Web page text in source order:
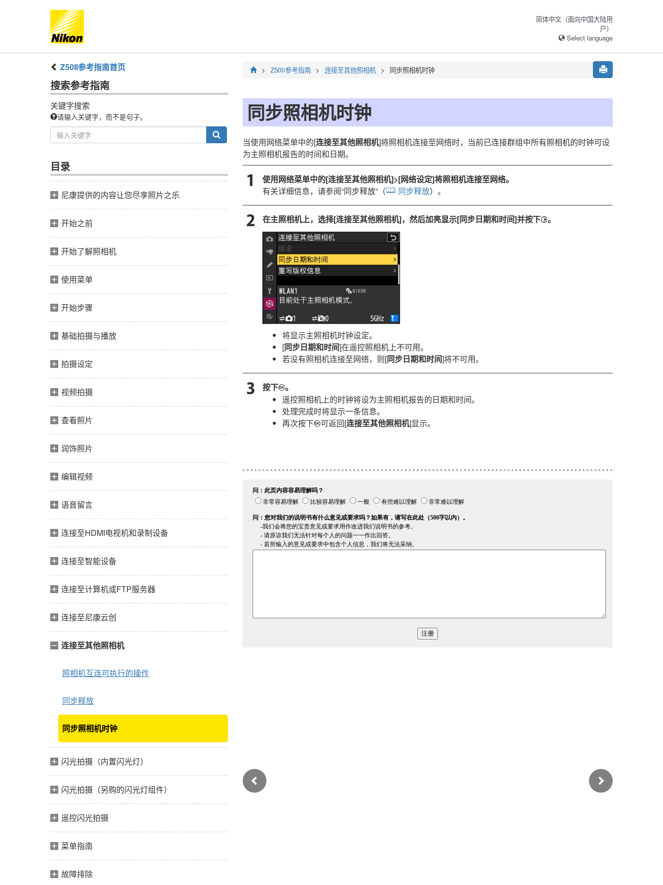
简体中文（面向中国大陆用
户）
Select language
Z50II参考指南首页
搜索参考指南
关键字搜索
请输入关键字，而不是句子。
目录
尼康提供的内容让您尽享照片之乐
开始之前
开始了解照相机
使用菜单
开始步骤
基础拍摄与播放
拍摄设定
视频拍摄
查看照片
润饰照片
编辑视频
语音留言
连接至HDMI电视机和录制设备
连接至智能设备
连接至计算机或FTP服务器
连接至尼康云创
连接至其他照相机
照相机互连可执行的操作
同步释放
同步照相机时钟
闪光拍摄（内置闪光灯）
闪光拍摄（另购的闪光灯组件）
遥控闪光拍摄
菜单指南
故障排除
Z50II参考指南 连接至其他照相机 同步照相机时钟
同步照相机时钟
当使用网络菜单中的[连接至其他照相机]将照相机连接至网络时，当前已连接群组中所有照相机的时钟可设
为主照相机报告的时间和日期。
使用网络菜单中的[连接至其他照相机]>[网络设定]将照相机连接至网络。
有关详细信息，请参阅“同步释放”（ 同步释放）。
在主照相机上，选择[连接至其他照相机]，然后加亮显示[同步日期和时间]并按下2。
将显示主照相机时钟设定。
[同步日期和时间]在遥控照相机上不可用。
若没有照相机连接至网络，则[同步日期和时间]将不可用。
按下J。
遥控照相机上的时钟将设为主照相机报告的日期和时间。
处理完成时将显示一条信息。
再次按下J可返回[连接至其他照相机]显示。